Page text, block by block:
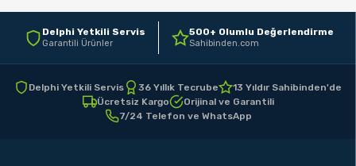
Delphi Yetkili Servis
Garantili Ürünler
500+ Olumlu Değerlendirme
Sahibinden.com
Delphi Yetkili Servis 36 Yıllık Tecrube
13 Yıldır Sahibinden'de
Ücretsiz Kargo
Orijinal ve Garantili
7/24 Telefon ve WhatsApp